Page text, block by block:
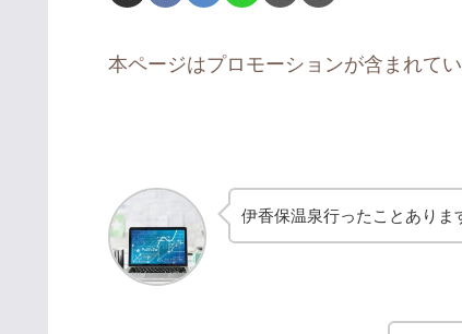
本ページはプロモーションが含まれて
伊香保温泉行ったことありま